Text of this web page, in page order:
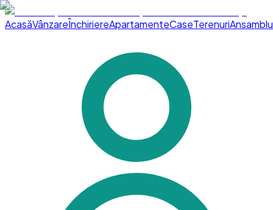
AcasăVânzareÎnchiriereApartamenteCaseTerenuri